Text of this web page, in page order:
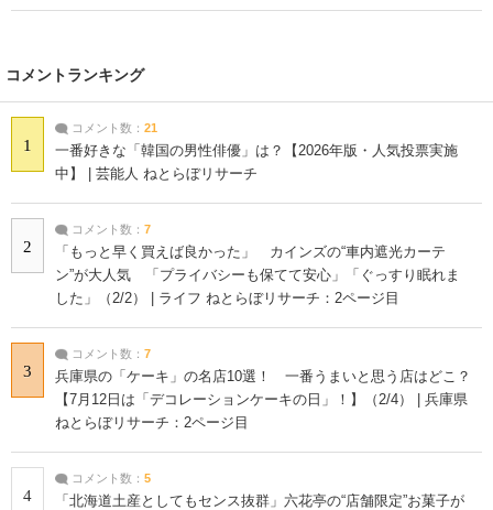
コメントランキング
1
コメント数： 21
一番好きな「韓国の男性俳優」は？【2026年版・人気投票実施
中】 | 芸能人 ねとらぼリサーチ
2
コメント数： 7
「もっと早く買えば良かった」 カインズの“車内遮光カーテ
ン”が大人気 「プライバシーも保てて安心」「ぐっすり眠れま
した」（2/2） | ライフ ねとらぼリサーチ：2ページ目
3
コメント数： 7
兵庫県の「ケーキ」の名店10選！ 一番うまいと思う店はどこ？
【7月12日は「デコレーションケーキの日」！】（2/4） | 兵庫県
ねとらぼリサーチ：2ページ目
4
コメント数： 5
「北海道土産としてもセンス抜群」六花亭の“店舗限定”お菓子が